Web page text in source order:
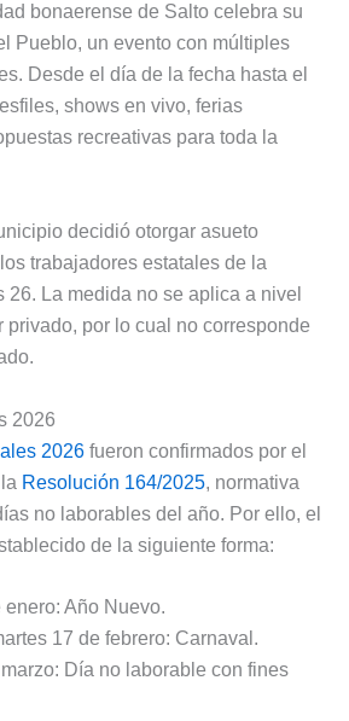
bonaerense de Salto celebra su
Pueblo, un evento con múltiples
Desde el día de la fecha hasta el
shows en vivo, ferias
recreativas para toda la
decidió otorgar asueto
trabajadores estatales de la
La medida no se aplica a nivel
privado, por lo cual no corresponde
2026
2026 fueron confirmados por el
Resolución 164/2025, normativa
no laborables del año. Por ello, el
de la siguiente forma:
enero: Año Nuevo.
17 de febrero: Carnaval.
Día no laborable con fines